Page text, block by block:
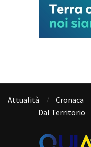
Attualità Cronaca
Dal Territorio